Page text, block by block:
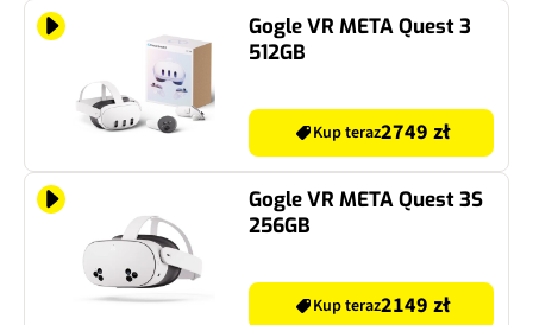
Gogle VR META Quest 3
512GB
Kup teraz2749 zł
Gogle VR META Quest 3S
256GB
Kup teraz2149 zł